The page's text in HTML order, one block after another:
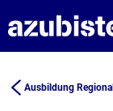
Ausbildung Regional